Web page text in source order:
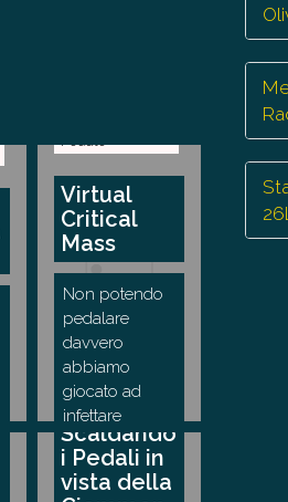
Virtual
Critical
Mass
Non potendo
pedalare
davvero
abbiamo
giocato ad
infettare
gioiosamente …
Scaldando
i Pedali in
vista della